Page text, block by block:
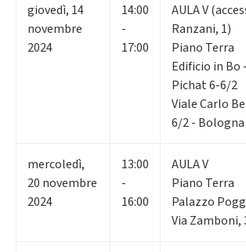
giovedì, 14
novembre
2024
14:00
-
17:00
AULA V
Ranzani, 1)
Piano Terra
Edificio in Bo
Pichat 6-6/2
Viale Carlo
6/2 - Bologna
mercoledì,
20 novembre
2024
13:00
-
16:00
AULA V
Piano Terra
Palazzo
Via Zamboni,